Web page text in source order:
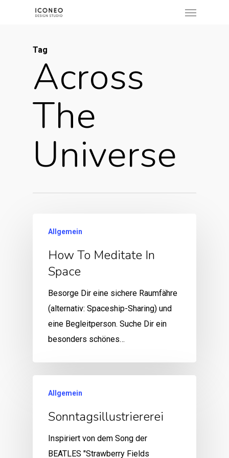
Tag
Across
The
Universe
Allgemein
How To Meditate In
Space
Besorge Dir eine sichere Raumfähre
(alternativ: Spaceship-Sharing) und
eine Begleitperson. Suche Dir ein
besonders schönes…
Allgemein
Sonntagsillustriererei
Inspiriert von dem Song der
BEATLES "Strawberry Fields